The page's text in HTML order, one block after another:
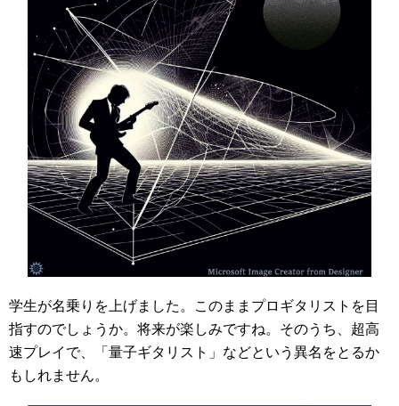
学生が名乗りを上げました。このままプロギタリストを目
指すのでしょうか。将来が楽しみですね。そのうち、超高
速プレイで、「量子ギタリスト」などという異名をとるか
もしれません。